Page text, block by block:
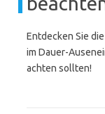
Entdecken Sie
im Dauer-
achten sollten!